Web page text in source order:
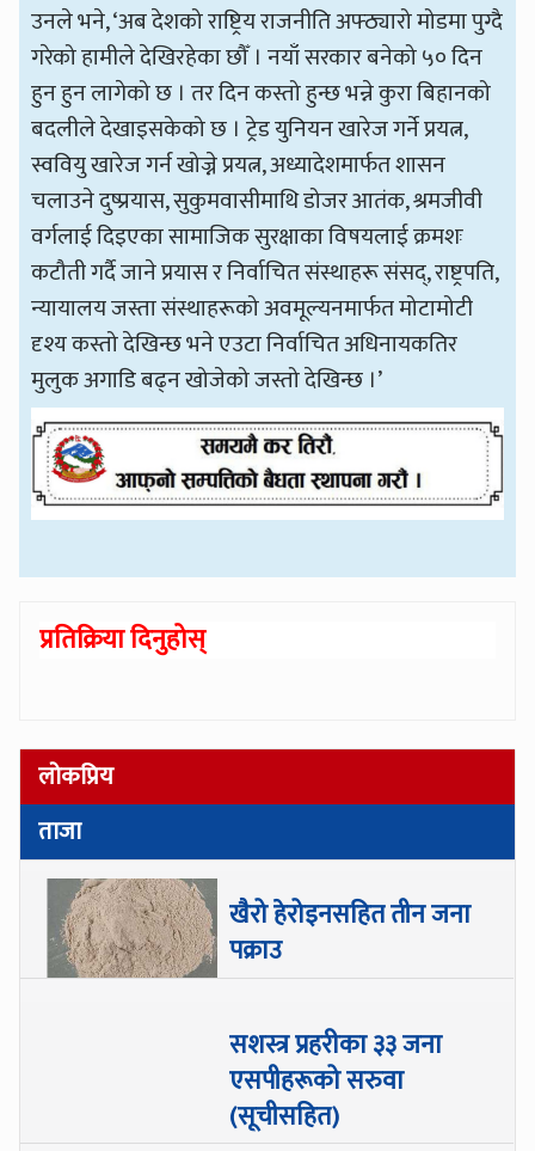
उनले भने, ‘अब देशको राष्ट्रिय राजनीति अफ्ठ्यारो मोडमा पुग्दै
गरेको हामीले देखिरहेका छौँ । नयाँ सरकार बनेको ५० दिन
हुन हुन लागेको छ । तर दिन कस्तो हुन्छ भन्ने कुरा बिहानको
बदलीले देखाइसकेको छ । ट्रेड युनियन खारेज गर्ने प्रयत्न,
स्ववियु खारेज गर्न खोज्ने प्रयत्न, अध्यादेशमार्फत शासन
चलाउने दुष्प्रयास, सुकुमवासीमाथि डोजर आतंक, श्रमजीवी
वर्गलाई दिइएका सामाजिक सुरक्षाका विषयलाई क्रमशः
कटौती गर्दै जाने प्रयास र निर्वाचित संस्थाहरू संसद्, राष्ट्रपति,
न्यायालय जस्ता संस्थाहरूको अवमूल्यनमार्फत मोटामोटी
दृश्य कस्तो देखिन्छ भने एउटा निर्वाचित अधिनायकतिर
मुलुक अगाडि बढ्न खोजेको जस्तो देखिन्छ ।’
प्रतिक्रिया दिनुहोस्
लोकप्रिय
ताजा
खैरो हेरोइनसहित तीन जना
पक्राउ
सशस्त्र प्रहरीका ३३ जना
एसपीहरूको सरुवा
(सूचीसहित)